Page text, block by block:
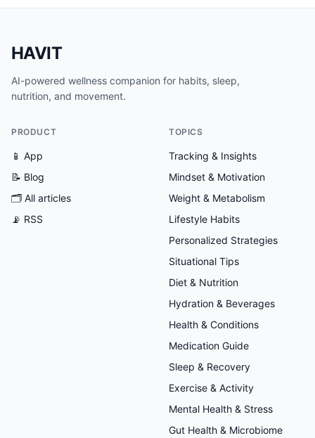
HAVIT
AI-powered wellness companion for habits, sleep,
nutrition, and movement.
PRODUCT
📱 App
📝 Blog
🗂 All articles
📡 RSS
TOPICS
Tracking & Insights
Mindset & Motivation
Weight & Metabolism
Lifestyle Habits
Personalized Strategies
Situational Tips
Diet & Nutrition
Hydration & Beverages
Health & Conditions
Medication Guide
Sleep & Recovery
Exercise & Activity
Mental Health & Stress
Gut Health & Microbiome